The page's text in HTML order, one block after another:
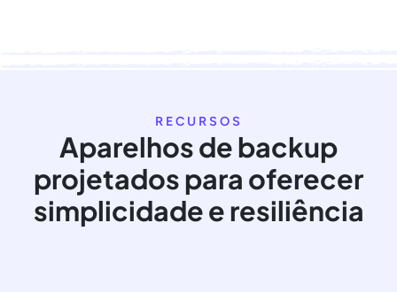
RECURSOS
Aparelhos de backup
projetados para oferecer
simplicidade e resiliência